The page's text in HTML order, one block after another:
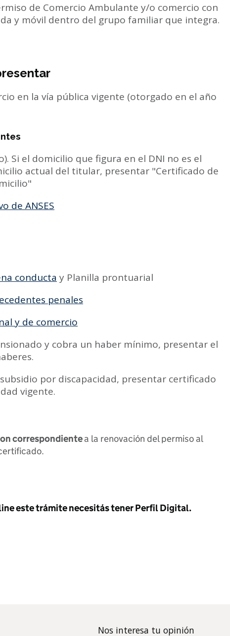
de Comercio Ambulante y/o comercio con
y móvil dentro del grupo familiar que integra.
en la vía pública vigente (otorgado en el año
Si el domicilio que figura en el DNI no es el
actual del titular, presentar "Certificado de
de ANSES
conducta y Planilla prontuarial
penales
y de comercio
y cobra un haber mínimo, presentar el
por discapacidad, presentar certificado
vigente.
correspondientea la renovación del permiso al
este trámite necesitás tener Perfil Digital.
Nos interesa tu opinión